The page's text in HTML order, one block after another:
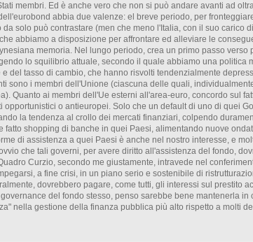
membri. Ed è anche vero che non si può andare avanti ad
abbia due valenze: el breve periodo, per
da solo può contrastare (men che meno l'Italia, con il suo carico
abbiamo a disposizione per affrontare ed alleviare le
memoria. Nel lungo periodo, crea un primo passo
lo squilibrio attuale, secondo il quale abbiamo una politica
del tasso di cambio, che hanno risvolti tendenzialmente
sono i membri dell'Unione (ciascuna delle quali,
Quanto ai membri dell'Ue esterni all'area-euro, concordo sul
opportunistici o antieuropei. Solo che un default di uno di quei
la tendenza al crollo dei mercati finanziari, colpendo
fatto shopping di banche in quei Paesi, alimentando nuove
di assistenza a quei Paesi è anche nel nostro interesse, e
che tali governi, per avere diritto all'assistenza del fondo,
Curzio, secondo me giustamente, intravede nel
a fine crisi, in un piano serio e sostenibile di
dovrebbero pagare, come tutti, gli interessi sul prestito
del fondo stesso, penso sarebbe bene mantenerla
nella gestione della finanza pubblica più alto rispetto a molti